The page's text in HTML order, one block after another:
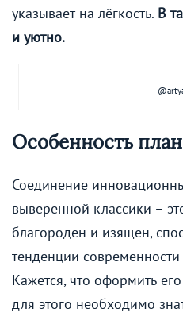
указывает на лёгкость. В
и уютно.
Особенность
Соединение
выверенной классики –
благороден и изящен,
тенденции
Кажется, что оформить
для этого необходимо